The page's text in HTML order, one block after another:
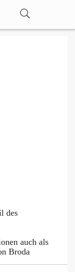
des
auch als
Broda